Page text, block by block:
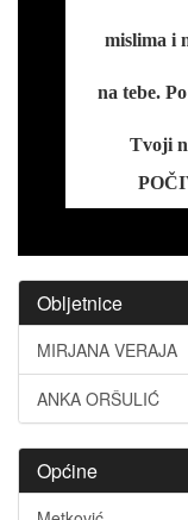
mislima i
na tebe.
Tvoji
Obljetnice
MIRJANA VERAJA
ANKA ORŠULIĆ
Općine